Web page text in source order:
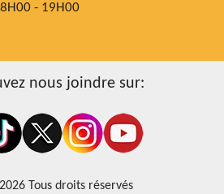
8H00 - 19H00
nous joindre sur:
Tous droits réservés